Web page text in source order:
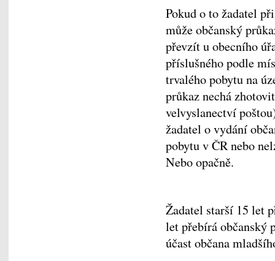
Pokud o to žadatel
může občanský
převzít u obecního
příslušného podle
trvalého pobytu na
průkaz nechá
velvyslanectví
žadatel o vydání
pobytu v ČR nebo
Nebo opačně.
Žadatel starší 15 let
let přebírá občanský
účast občana